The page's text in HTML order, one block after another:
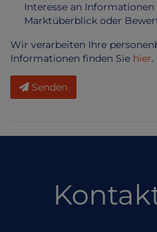
Interesse an
Marktüberblick oder
Wir verarbeiten Ihre
Informationen finden Sie hier.
Senden